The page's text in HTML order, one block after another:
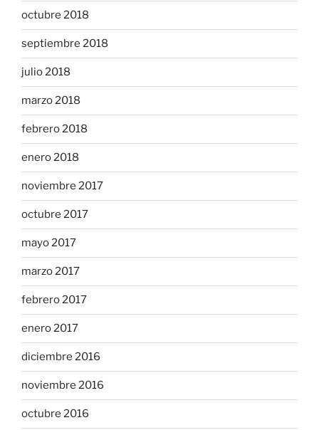
octubre 2018
septiembre 2018
julio 2018
marzo 2018
febrero 2018
enero 2018
noviembre 2017
octubre 2017
mayo 2017
marzo 2017
febrero 2017
enero 2017
diciembre 2016
noviembre 2016
octubre 2016